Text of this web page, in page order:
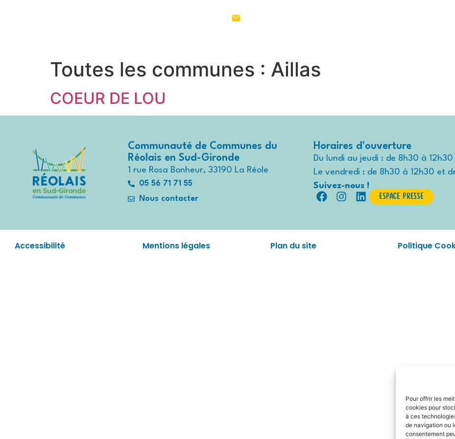
Pour offrir les
cookies pour
à ces
de navigation ou
consentement
Toutes les communes : Aillas
COEUR DE LOU
Communauté de Communes du
Réolais en Sud-Gironde
1 rue Rosa Bonheur, 33190 La Réole
05 56 71 71 55
Nous contacter
Horaires d'ouverture
Du lundi au jeudi : de 8h30 à 12h30
Le vendredi : de 8h30 à 12h30 et
Suivez-nous !
Espace presse
Accessibilité Mentions légales Plan du site Politique